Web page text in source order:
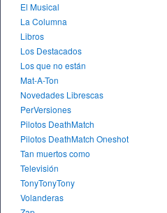
El Musical
La Columna
Libros
Los Destacados
Los que no están
Mat-A-Ton
Novedades Librescas
PerVersiones
Pilotos DeathMatch
Pilotos DeathMatch Oneshot
Tan muertos como
Televisión
TonyTonyTony
Volanderas